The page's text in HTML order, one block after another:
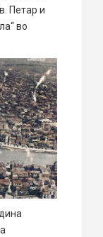
Петар и
во